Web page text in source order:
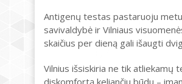
Antigenų testas pastaruoju
savivaldybė ir Vilniaus
skaičius per dieną gali išaugti
Vilnius išsiskiria ne tik atliekamų
diskomfortą keliančiu būdu –